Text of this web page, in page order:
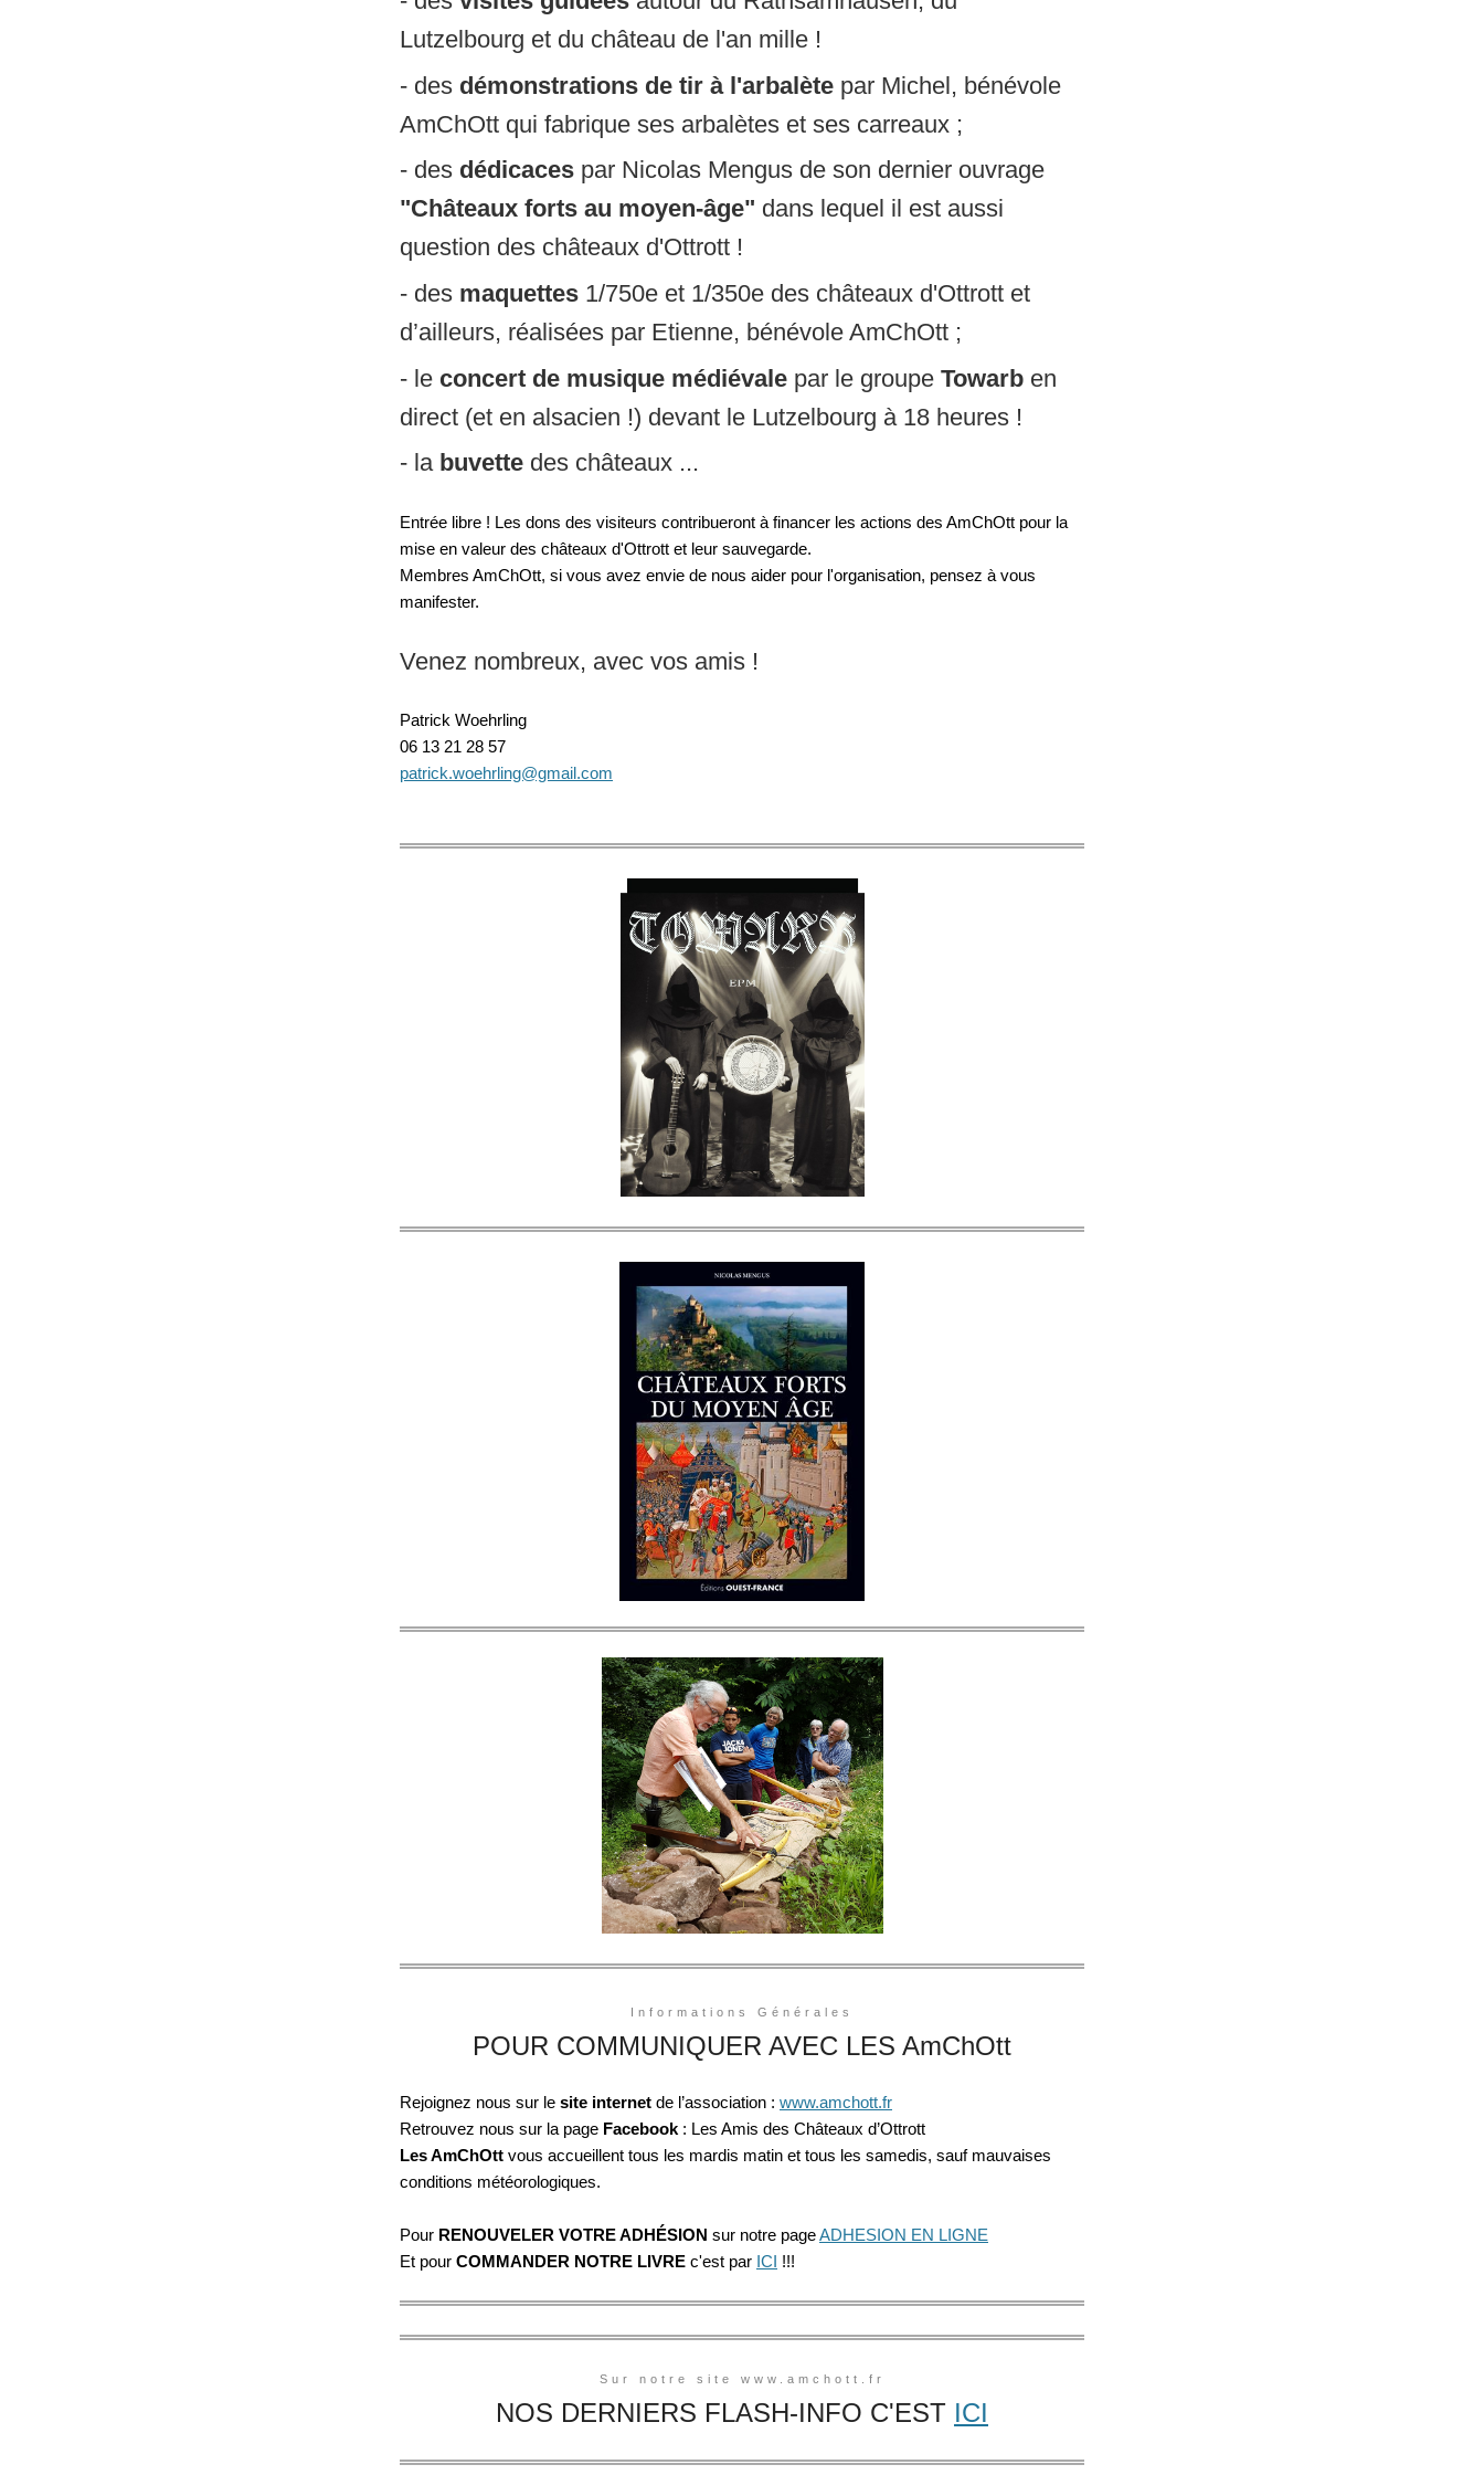
Lutzelbourg et du château de l'an mille !
- des démonstrations de tir à l'arbalète par Michel, bénévole
AmChOtt qui fabrique ses arbalètes et ses carreaux ;
- des dédicaces par Nicolas Mengus de son dernier ouvrage
"Châteaux forts au moyen-âge" dans lequel il est aussi
question des châteaux d'Ottrott !
- des maquettes 1/750e et 1/350e des châteaux d'Ottrott et
d’ailleurs, réalisées par Etienne, bénévole AmChOtt ;
- le concert de musique médiévale par le groupe Towarb en
direct (et en alsacien !) devant le Lutzelbourg à 18 heures !
- la buvette des châteaux ...
Entrée libre ! Les dons des visiteurs contribueront à financer les actions des AmChOtt pour la
mise en valeur des châteaux d'Ottrott et leur sauvegarde.
Membres AmChOtt, si vous avez envie de nous aider pour l'organisation, pensez à vous
manifester.
Venez nombreux, avec vos amis !
Patrick Woehrling
06 13 21 28 57
patrick.woehrling@gmail.com
Informations Générales
POUR COMMUNIQUER AVEC LES AmChOtt
Rejoignez nous sur le site internet de l’association : www.amchott.fr
Retrouvez nous sur la page Facebook : Les Amis des Châteaux d’Ottrott
Les AmChOtt vous accueillent tous les mardis matin et tous les samedis, sauf mauvaises
conditions météorologiques.
Pour RENOUVELER VOTRE ADHÉSION sur notre pageADHESION EN LIGNE
Et pour COMMANDER NOTRE LIVRE c'est par ICI !!!
Sur notre site www.amchott.fr
NOS DERNIERS FLASH-INFO C'EST ICI